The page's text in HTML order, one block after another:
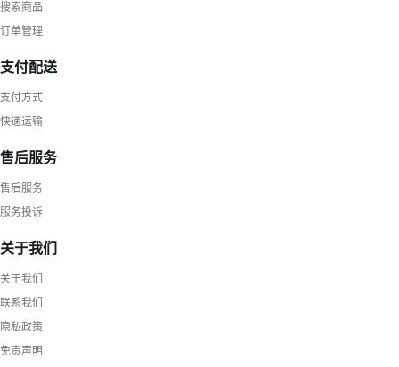
搜索商品
订单管理
支付配送
支付方式
快递运输
售后服务
售后服务
服务投诉
关于我们
关于我们
联系我们
隐私政策
免责声明